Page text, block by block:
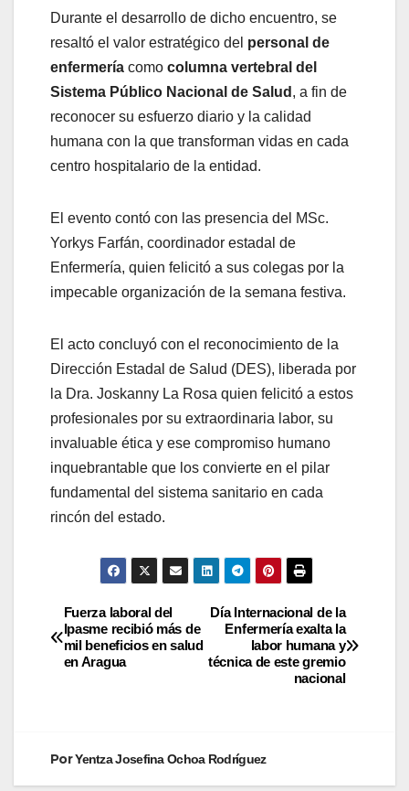
Durante el desarrollo de dicho encuentro, se
resaltó el valor estratégico del personal de
enfermería como columna vertebral del
Sistema Público Nacional de Salud , a fin de
reconocer su esfuerzo diario y la calidad
humana con la que transforman vidas en cada
centro hospitalario de la entidad.
El evento contó con las presencia del MSc.
Yorkys Farfán, coordinador estadal de
Enfermería, quien felicitó a sus colegas por la
impecable organización de la semana festiva.
El acto concluyó con el reconocimiento de la
Dirección Estadal de Salud (DES), liberada por
la Dra. Joskanny La Rosa quien felicitó a estos
profesionales por su extraordinaria labor, su
invaluable ética y ese compromiso humano
inquebrantable que los convierte en el pilar
fundamental del sistema sanitario en cada
rincón del estado.
Día Internacional de la
Enfermería exalta la
labor humana y
técnica de este gremio
nacional
​Fuerza laboral del
Ipasme recibió más de
mil beneficios en salud
en Aragua
PorYentza Josefina Ochoa Rodríguez